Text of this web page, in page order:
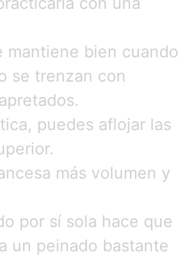
mantiene bien cuando
se trenzan con
puedes aflojar las
más volumen y
por sí sola hace que
un peinado bastante